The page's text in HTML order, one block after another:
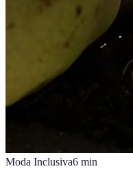
Moda Inclusiva6 min